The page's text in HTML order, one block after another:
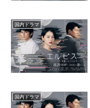
国内ドラマ
国内ドラマ